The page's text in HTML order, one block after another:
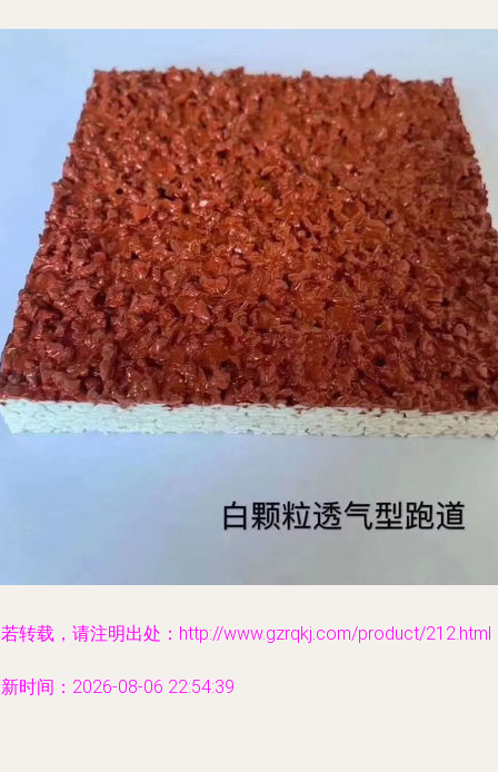
转载，请注明出处：http://www.gzrqkj.com/product/212.html
时间：2026-08-06 22:54:39